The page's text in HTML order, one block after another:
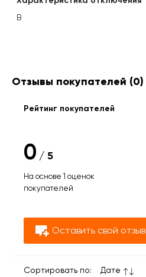
B
Отзывы покупателей (0)
Рейтинг покупателей
0 / 5
На основе 1 оценок
покупателей
Оставить свой отзыв
Сортировать по: Дате